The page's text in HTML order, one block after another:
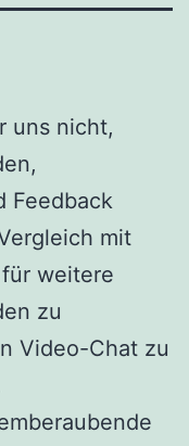
uns nicht,
Feedback
mit
weitere
zu
Video-Chat zu